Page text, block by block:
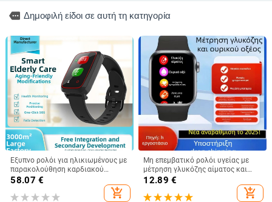
more Δημοφιλή είδοι σε αυτή τη κατηγορία
Έξυπνο ρολόι για ηλικιωμένους με
παρακολούθηση καρδιακού
ρυθμού, οξυγόνου στο αίμα και
αρτηριακής πίεσης, ανίχνευση
απώλειας και αυτονομία έως 7
58.07 €
add_shopping_cart
Μη επεμβατικό ρολόι υγείας με
μέτρηση γλυκόζης αίματος και
αρτηριακής πίεσης,
παρακολούθηση καρδιακού
ρυθμού, ουρικού οξέος και ύπνου
12.89 €
add_shopping_cart